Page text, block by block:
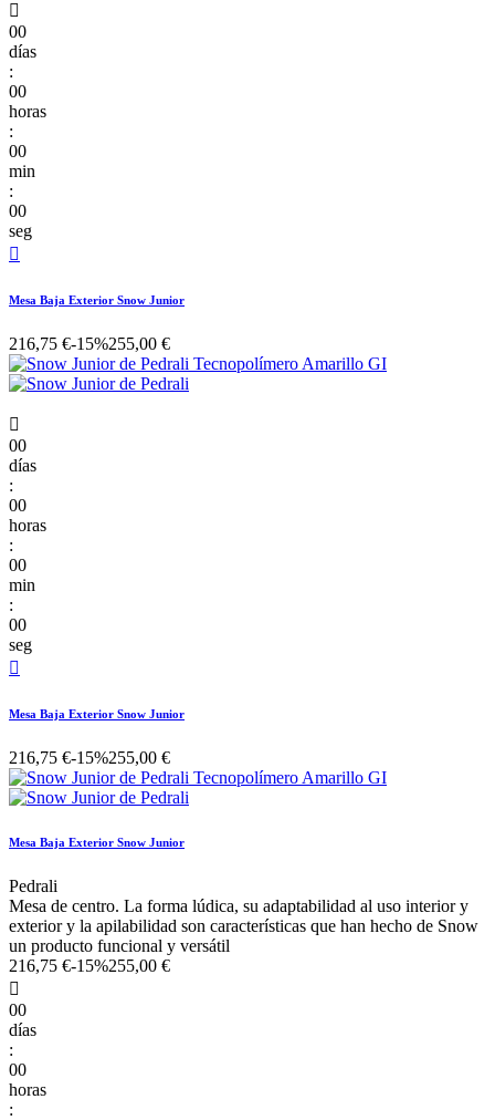

00
días
:
00
horas
:
00
min
:
00
seg

Mesa Baja Exterior Snow Junior
216,75 €-15%255,00 €

00
días
:
00
horas
:
00
min
:
00
seg

Mesa Baja Exterior Snow Junior
216,75 €-15%255,00 €
Mesa Baja Exterior Snow Junior
Pedrali
Mesa de centro. La forma lúdica, su adaptabilidad al uso interior y
exterior y la apilabilidad son características que han hecho de Snow
un producto funcional y versátil
216,75 €-15%255,00 €

00
días
:
00
horas
: